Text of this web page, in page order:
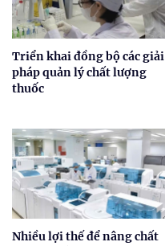
Triển khai đồng bộ các giải
pháp quản lý chất lượng
thuốc
Nhiều lợi thế để nâng chất